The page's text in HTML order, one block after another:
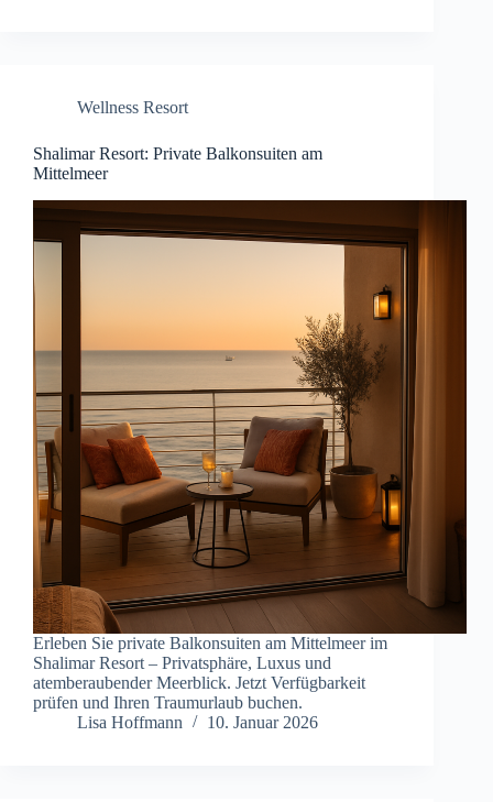
Wellness Resort
Shalimar Resort: Private Balkonsuiten am
Mittelmeer
Erleben Sie private Balkonsuiten am Mittelmeer im
Shalimar Resort – Privatsphäre, Luxus und
atemberaubender Meerblick. Jetzt Verfügbarkeit
prüfen und Ihren Traumurlaub buchen.
Lisa Hoffmann
10. Januar 2026